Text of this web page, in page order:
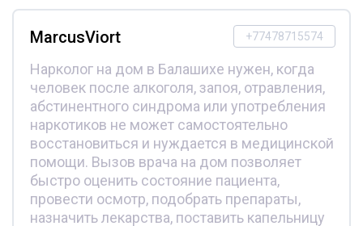
+77478715574
MarcusViort
Нарколог на дом в Балашихе нужен, когда
человек после алкоголя, запоя, отравления,
абстинентного синдрома или употребления
наркотиков не может самостоятельно
восстановиться и нуждается в медицинской
помощи. Вызов врача на дом позволяет
быстро оценить состояние пациента,
провести осмотр, подобрать препараты,
назначить лекарства, поставить капельницу